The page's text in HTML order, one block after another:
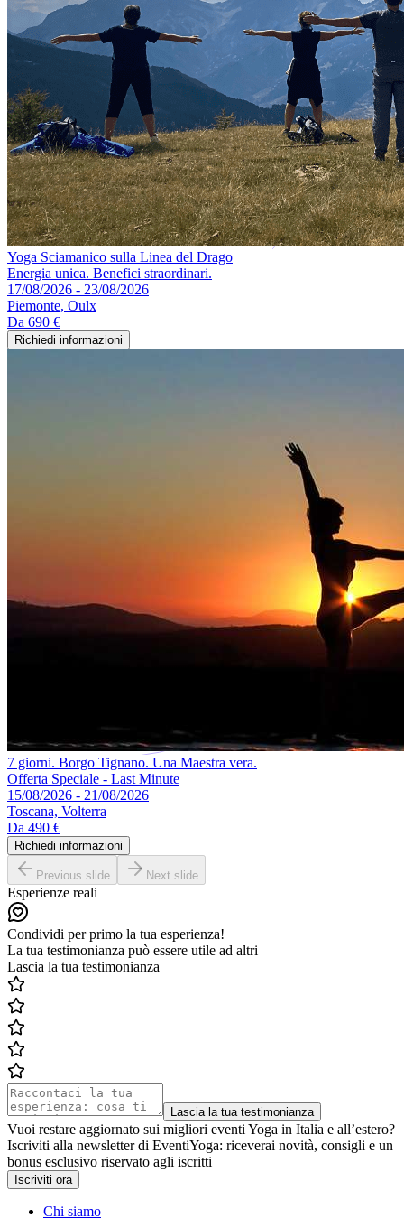
Yoga Sciamanico sulla Linea del Drago
Energia unica. Benefici straordinari.
17/08/2026 - 23/08/2026
Piemonte, Oulx
Da 690 €
Richiedi informazioni
7 giorni. Borgo Tignano. Una Maestra vera.
Offerta Speciale - Last Minute
15/08/2026 - 21/08/2026
Toscana, Volterra
Da 490 €
Richiedi informazioni
Previous slide Next slide
Esperienze reali
Condividi per primo la tua esperienza!
La tua testimonianza può essere utile ad altri
Lascia la tua testimonianza
Lascia la tua testimonianza
Vuoi restare aggiornato sui migliori eventi Yoga in Italia e all’estero?
Iscriviti alla newsletter di EventiYoga: riceverai novità, consigli e un
bonus esclusivo riservato agli iscritti
Iscriviti ora
Chi siamo